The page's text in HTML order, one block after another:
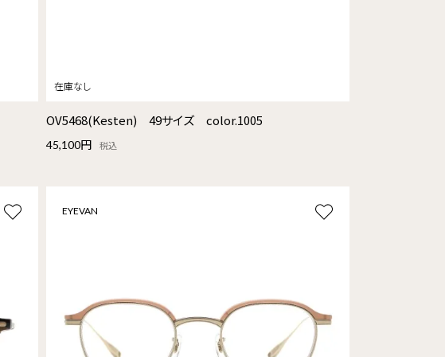
OV5468(Kesten) 49サイズ color.1005
45,100円 税込
EYEVAN